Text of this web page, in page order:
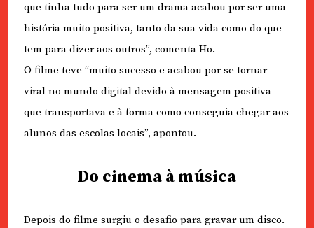
que tinha tudo para ser um drama acabou por ser uma
história muito positiva, tanto da sua vida como do que
tem para dizer aos outros”, comenta Ho.
O filme teve “muito sucesso e acabou por se tornar
viral no mundo digital devido à mensagem positiva
que transportava e à forma como conseguia chegar aos
alunos das escolas locais”, apontou.
Do cinema à música
Depois do filme surgiu o desafio para gravar um disco.